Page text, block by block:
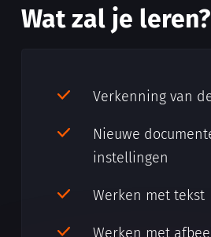
Wat zal je leren?
Verkenning van
Nieuwe
instellingen
Werken met tekst
Werken met